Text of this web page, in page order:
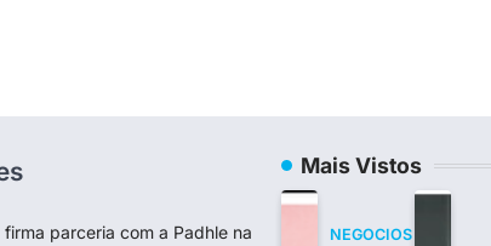
firma parceria com a Padhle na
Mais Vistos
NEGOCIOS